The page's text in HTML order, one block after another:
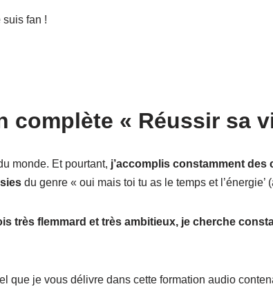
suis fan !
complète « Réussir sa
monde. Et pourtant, j’accomplis constamment
du genre « oui mais toi tu as le temps et l’énergie’
très flemmard et très ambitieux, je cherche
que je vous délivre dans cette formation audio